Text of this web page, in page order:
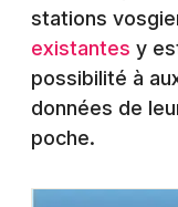
Foires & salons
Spectacles
Concerts
Mulhouse
Montpellier
Nantes
Nice
Paris
stations
existantes y
possibilité à
données de
poche.